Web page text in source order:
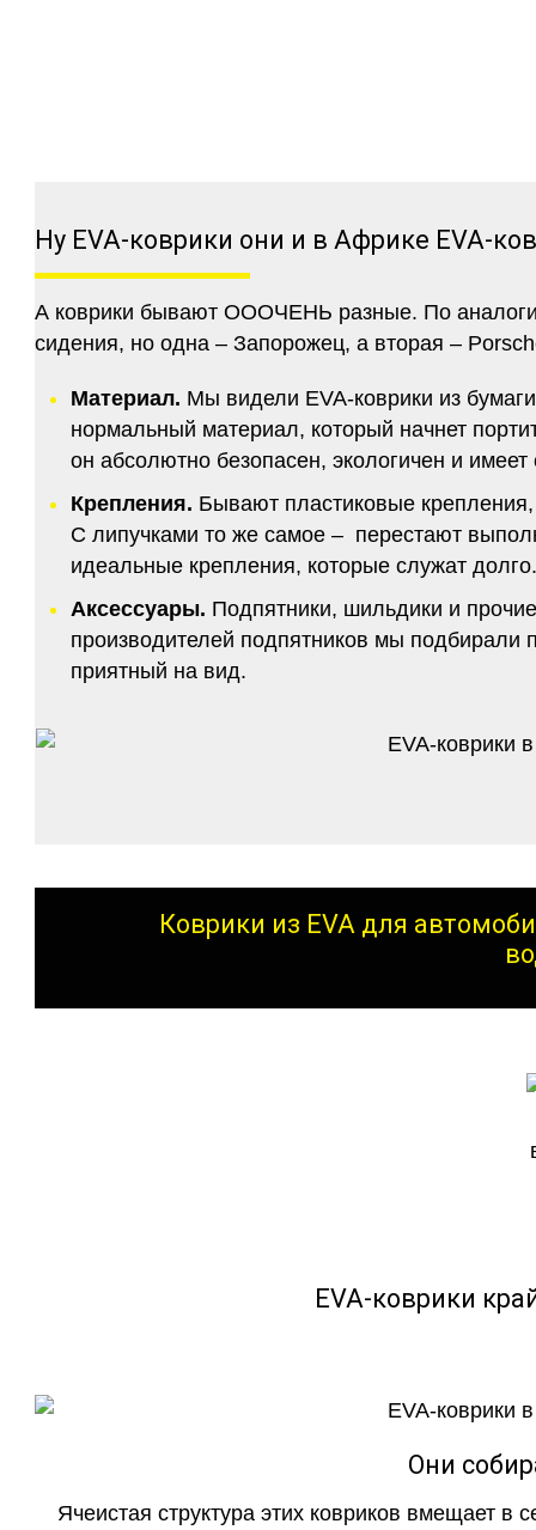
Ну EVA-коврики они и в Африке EVA-
А коврики бывают ОООЧЕНЬ разные. По
сидения, но одна – Запорожец, а вторая –
Материал. Мы видели EVA-коврики из
нормальный материал, который начнет
он абсолютно безопасен, экологичен и
Крепления. Бывают пластиковые
С липучками то же самое – перестают
идеальные крепления, которые служат
Аксессуары. Подпятники, шильдики и
производителей подпятников мы подбирали
приятный на вид.
Коврики из EVA для
EVA-коврики
Они
Ячеистая структура этих ковриков вмещает в